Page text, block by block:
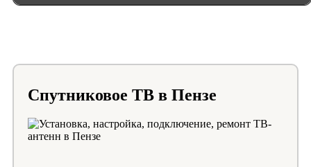
Спутниковое ТВ в Пензе